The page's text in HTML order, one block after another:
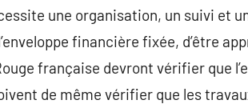
une organisation, un suivi et
financière fixée, d’être
française devront vérifier que
de même vérifier que les